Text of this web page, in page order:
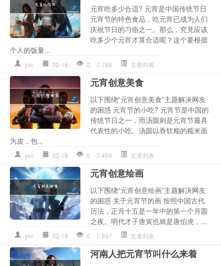
元宵吃多少合适? 元宵是中国传统节日
元宵节的特色食品，吃元宵已成为人们
庆祝节日的习俗之一。那么，究竟应该
吃多少个元宵才算合适呢？这个要根据
个人的饭量...
yxc 02-18 0 748 文章列表
元宵创意美食
以下围绕“元宵创意美食”主题解决网友
的困惑 元宵节的小吃? 元宵节是中国的
传统节日之一，而汤圆则是元宵节最具
代表性的小吃。汤圆以香软糯的糯米面
为皮，包...
yxc 02-18 0 499 文章列表
元宵创意绘画
以下围绕“元宵创意绘画”主题解决网友
的困惑 关于元宵节的画 按照中国古代
历法，正月十五是一年中的第一个月圆
之夜。明代才子唐寅也就是唐伯虎，...
yxc 02-18 0 897 文章列表
河南人把元宵节叫什么来着